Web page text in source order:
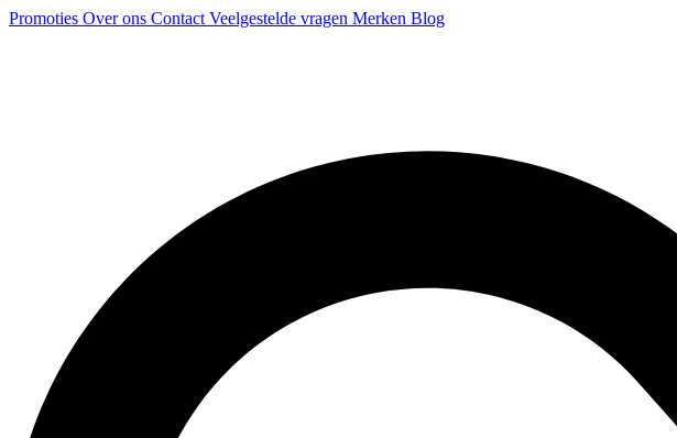
Promoties Over ons Contact Veelgestelde vragen Merken Blog